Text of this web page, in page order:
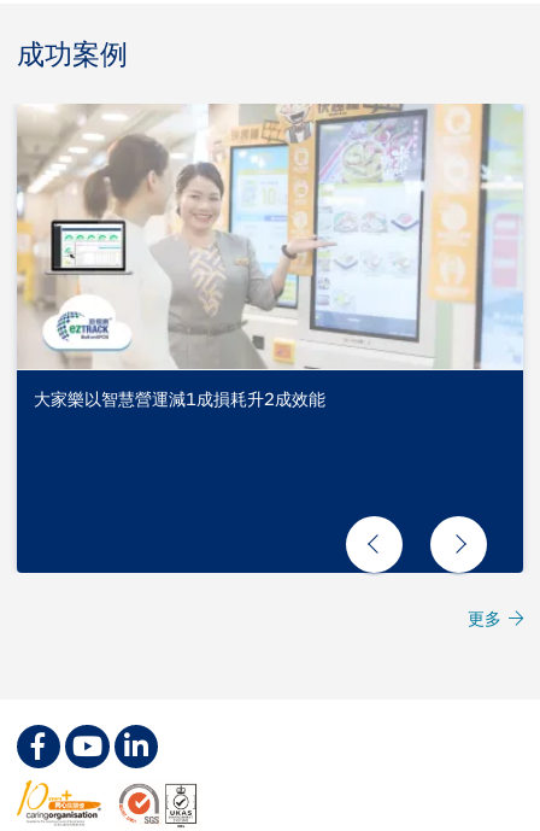
成功案例
大家樂以智慧營運減1成損耗升2成效能
更多